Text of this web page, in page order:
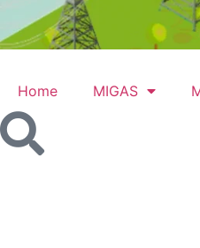
Home MIGAS